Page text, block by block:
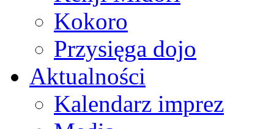
Kokoro
Przysięga dojo
Aktualności
Kalendarz imprez